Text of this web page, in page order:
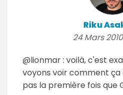
Riku
24 Mars
@lionmar : voilà, c'est
voyons voir comment ça
pas la première fois que